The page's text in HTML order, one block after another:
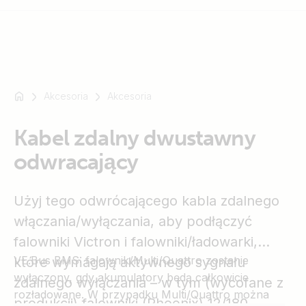
SmartSolar
Multiplus-
SmartShunt
Akcesoria Akcesoria
Kabel zdalny dwustawny
odwracający
Użyj tego odwrócającego kabla zdalnego
włączania/wyłączania, aby podłączyć
falowniki Victron i falowniki/ładowarki,
które wymagają aktywnego sygnału
zdalnego wyłączania – w tym (wycofane z
VE.Bus BMS: falownik/Multi/Quattro zostanie
wyłączony, gdy akumulatory będą całkowicie
rozładowane. W przypadku Multi/Quattro można